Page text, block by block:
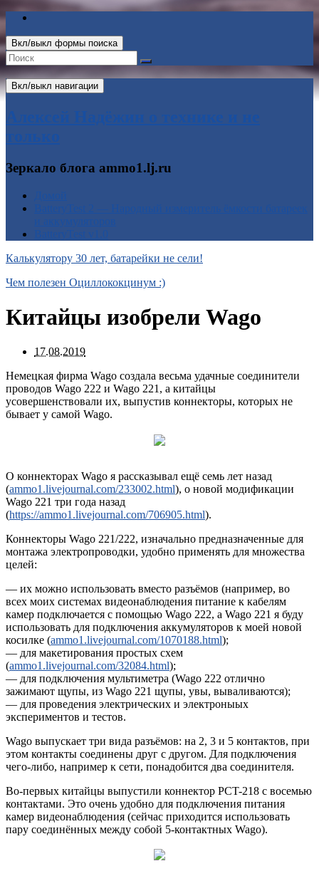
Вкл/выкл формы поиска
Вкл/выкл навигации
Алексей Надёжин о технике и не
только
Зеркало блога ammo1.lj.ru
Калькулятору 30 лет, батарейки не сели!
Чем полезен Оциллококцинум :)
Китайцы изобрели Wago
17.08.2019
Немецкая фирма Wago создала весьма удачные соединители
проводов Wago 222 и Wago 221, а китайцы
усовершенствовали их, выпустив коннекторы, которых не
бывает у самой Wago.
О коннекторах Wago я рассказывал ещё семь лет назад
(ammo1.livejournal.com/233002.html), о новой модификации
Wago 221 три года назад
(https://ammo1.livejournal.com/706905.html).
Коннекторы Wago 221/222, изначально предназначенные для
монтажа электропроводки, удобно применять для множества
целей:
— их можно использовать вместо разъёмов (например, во
всех моих системах видеонаблюдения питание к кабелям
камер подключается с помощью Wago 222, а Wago 221 я буду
использовать для подключения аккумуляторов к моей новой
косилке (ammo1.livejournal.com/1070188.html);
— для макетирования простых схем
(ammo1.livejournal.com/32084.html);
— для подключения мультиметра (Wago 222 отлично
зажимают щупы, из Wago 221 щупы, увы, вываливаются);
— для проведения электрических и электроныых
экспериментов и тестов.
Wago выпускает три вида разъёмов: на 2, 3 и 5 контактов, при
этом контакты соединены друг с другом. Для подключения
чего-либо, например к сети, понадобится два соединителя.
Во-первых китайцы выпустили коннектор PCT-218 с восемью
контактами. Это очень удобно для подключения питания
камер видеонаблюдения (сейчас приходится использовать
пару соединённых между собой 5-контактных Wago).